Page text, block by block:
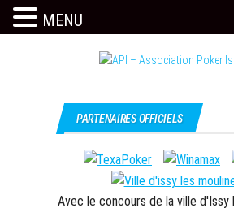
c'est
l'API
PARTENAIRES OFFICIELS
Avec le concours de la ville d'Issy
MENU